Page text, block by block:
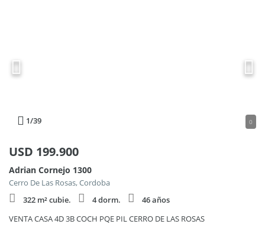
1/39 0
USD 199.900
Adrian Cornejo 1300
Cerro De Las Rosas, Cordoba
322 m² cubie.
4 dorm.
46 años
VENTA CASA 4D 3B COCH PQE PIL CERRO DE LAS ROSAS